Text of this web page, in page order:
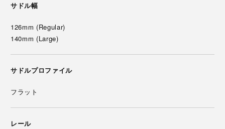
サドル幅
126mm (Regular)
140mm (Large)
サドルプロファイル
フラット
レール